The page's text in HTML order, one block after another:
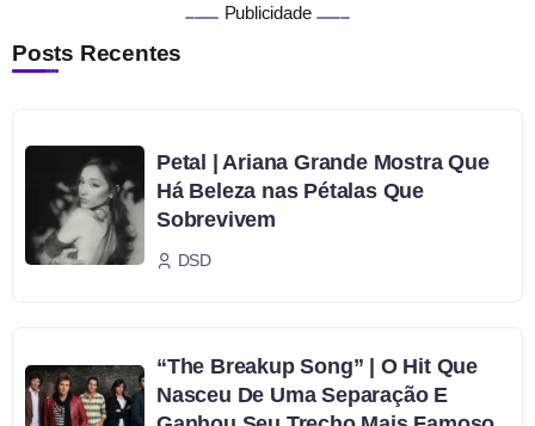
Publicidade
Posts Recentes
Petal | Ariana Grande Mostra Que
Há Beleza nas Pétalas Que
Sobrevivem
DSD
“The Breakup Song” | O Hit Que
Nasceu De Uma Separação E